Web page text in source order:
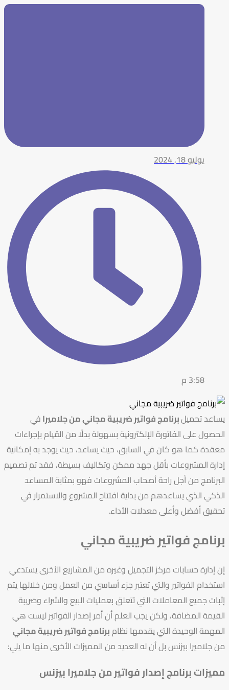
يوليو 18, 2024
3:58 م
يساعد تحميلبرنامج فواتير ضريبية مجاني من جلاميرافي
الحصول على الفاتورة الإلكترونية بسهولة بدلًا من القيام بإجراءات
معقدة كما هو كان في السابق، حيث يساعد، حيث يوجد به إمكانية
إدارة المشروعات بأقل جهد ممكن وتكاليف بسيطة، فقد تم تصميم
البرنامج من أجل راحة أصحاب المشروعات فهو بمثابة المساعد
الذكي الذي يساعدهم من بداية افتتاح المشروع والاستمرار في
تحقيق أفضل وأعلى معدلات الأداء.
برنامج فواتير ضريبية مجاني
إن إدارة حسابات مركز التجميل وغيره من المشاريع الأخرى يستدعي
استخدام الفواتير والتي تعتبر جزء أساسي من العمل ومن خلالها يتم
إثبات جميع المعاملات التي تتعلق بعمليات البيع والشراء وضريبة
القيمة المضافة، ولكن يجب العلم أن أمر إصدار الفواتير ليست هي
المهمة الوحيدة التي يقدمها نظامبرنامج فواتير ضريبية مجاني
من جلاميرا بيزنس بل أن له العديد من المميزات الأخرى منها ما يلي:
مميزات برنامج إصدار فواتير من جلاميرا بيزنس